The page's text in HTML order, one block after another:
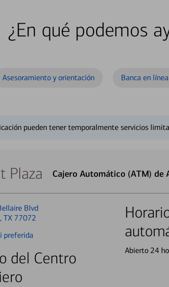
¿En qué podemos
Asesoramiento y orientación Banca en
pueden tener temporalmente servicios
Plaza Cajero Automático (ATM) de
Blvd
TX 77072
preferida
del Centro
Abierto 24